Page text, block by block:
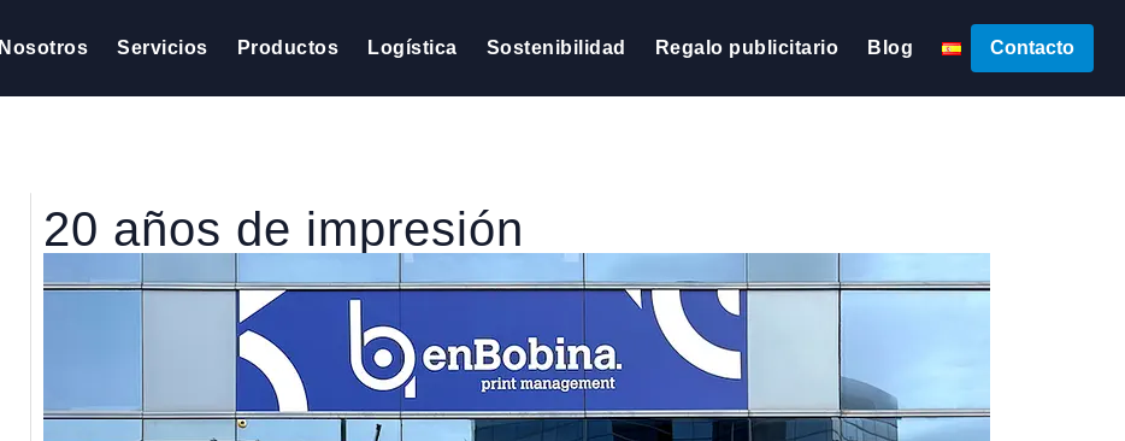
Contacto
Nosotros Servicios Productos Logística Sostenibilidad Regalo publicitario Blog
20 años de impresión